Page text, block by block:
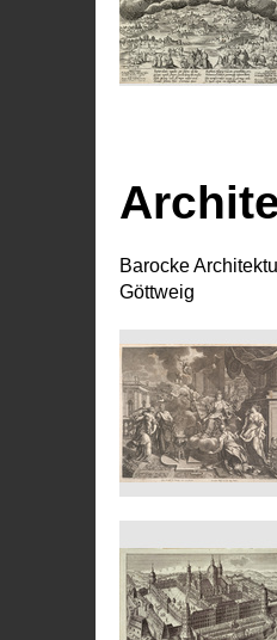
Barocke
Göttweig